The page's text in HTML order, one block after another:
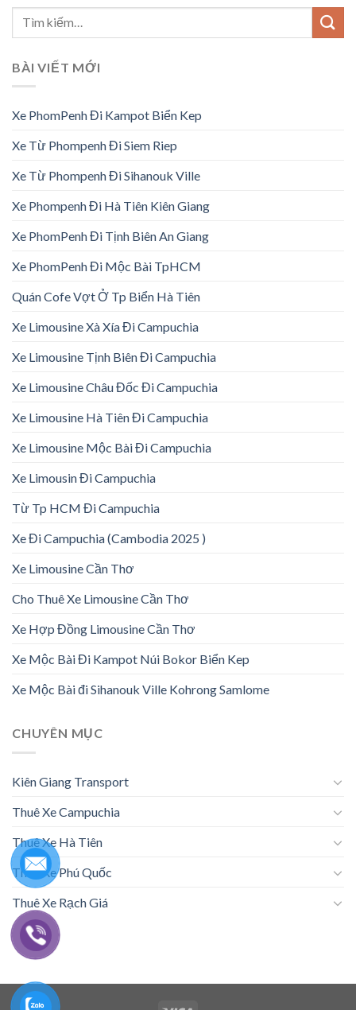
BÀI VIẾT MỚI
Xe PhomPenh Đi Kampot Biển Kep
Xe Từ Phompenh Đi Siem Riep
Xe Từ Phompenh Đi Sihanouk Ville
Xe Phompenh Đi Hà Tiên Kiên Giang
Xe PhomPenh Đi Tịnh Biên An Giang
Xe PhomPenh Đi Mộc Bài TpHCM
Quán Cofe Vợt Ở Tp Biển Hà Tiên
Xe Limousine Xà Xía Đi Campuchia
Xe Limousine Tịnh Biên Đi Campuchia
Xe Limousine Châu Đốc Đi Campuchia
Xe Limousine Hà Tiên Đi Campuchia
Xe Limousine Mộc Bài Đi Campuchia
Xe Limousin Đi Campuchia
Từ Tp HCM Đi Campuchia
Xe Đi Campuchia (Cambodia 2025 )
Xe Limousine Cần Thơ
Cho Thuê Xe Limousine Cần Thơ
Xe Hợp Đồng Limousine Cần Thơ
Xe Mộc Bài Đi Kampot Núi Bokor Biển Kep
Xe Mộc Bài đi Sihanouk Ville Kohrong Samlome
CHUYÊN MỤC
Kiên Giang Transport
Thuê Xe Campuchia
Thuê Xe Hà Tiên
Thuê Xe Phú Quốc
Thuê Xe Rạch Giá